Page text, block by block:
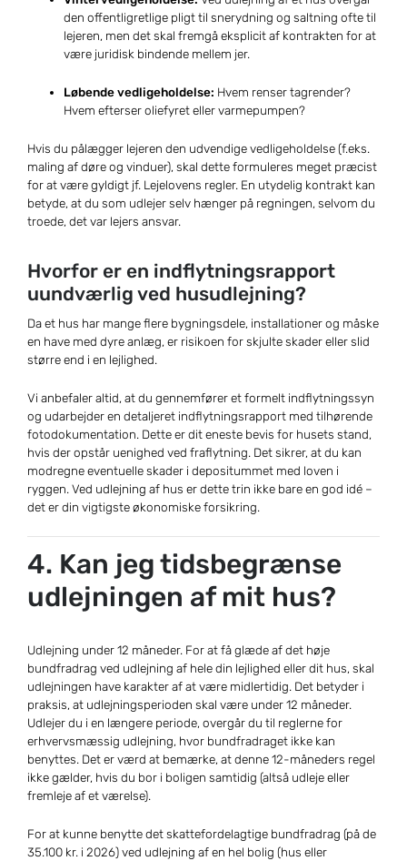
den offentligretlige pligt til snerydning og saltning ofte til
lejeren, men det skal fremgå eksplicit af kontrakten for at
være juridisk bindende mellem jer.
Løbende vedligeholdelse: Hvem renser tagrender?
Hvem efterser oliefyret eller varmepumpen?
Hvis du pålægger lejeren den udvendige vedligeholdelse (f.eks.
maling af døre og vinduer), skal dette formuleres meget præcist
for at være gyldigt jf. Lejelovens regler. En utydelig kontrakt kan
betyde, at du som udlejer selv hænger på regningen, selvom du
troede, det var lejers ansvar.
Hvorfor er en indflytningsrapport
uundværlig ved husudlejning?
Da et hus har mange flere bygningsdele, installationer og måske
en have med dyre anlæg, er risikoen for skjulte skader eller slid
større end i en lejlighed.
Vi anbefaler altid, at du gennemfører et formelt indflytningssyn
og udarbejder en detaljeret indflytningsrapport med tilhørende
fotodokumentation. Dette er dit eneste bevis for husets stand,
hvis der opstår uenighed ved fraflytning. Det sikrer, at du kan
modregne eventuelle skader i depositummet med loven i
ryggen. Ved udlejning af hus er dette trin ikke bare en god idé –
det er din vigtigste økonomiske forsikring.
4. Kan jeg tidsbegrænse
udlejningen af mit hus?
Udlejning under 12 måneder. For at få glæde af det høje
bundfradrag ved udlejning af hele din lejlighed eller dit hus, skal
udlejningen have karakter af at være midlertidig. Det betyder i
praksis, at udlejningsperioden skal være under 12 måneder.
Udlejer du i en længere periode, overgår du til reglerne for
erhvervsmæssig udlejning, hvor bundfradraget ikke kan
benyttes. Det er værd at bemærke, at denne 12-måneders regel
ikke gælder, hvis du bor i boligen samtidig (altså udleje eller
fremleje af et værelse).
For at kunne benytte det skattefordelagtige bundfradrag (på de
35.100 kr. i 2026) ved udlejning af en hel bolig (hus eller